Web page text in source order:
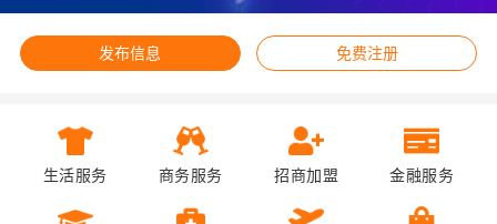
发布信息 免费注册
生活服务 商务服务 招商加盟 金融服务